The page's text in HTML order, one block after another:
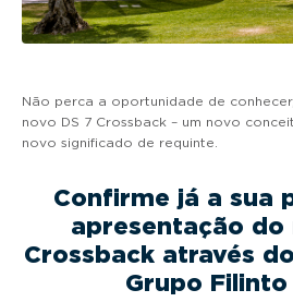
Não perca a oportunidade de
novo DS 7 Crossback – um novo
novo significado de requinte.
Confirme já a sua
apresentação do
Crossback através
Grupo Filinto